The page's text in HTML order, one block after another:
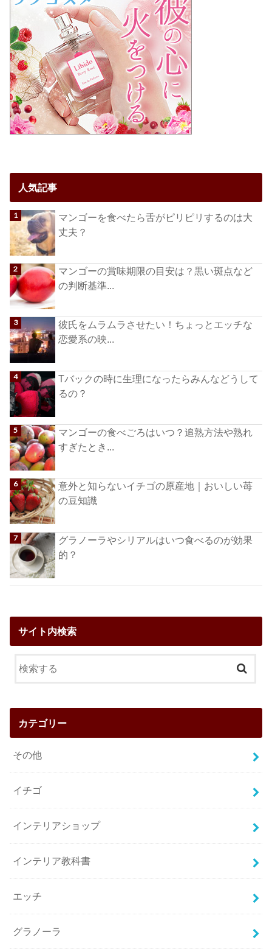
人気記事
マンゴーを食べたら舌がピリピリするのは大
丈夫？
マンゴーの賞味期限の目安は？黒い斑点など
の判断基準...
彼氏をムラムラさせたい！ちょっとエッチな
恋愛系の映...
Tバックの時に生理になったらみんなどうして
るの？
マンゴーの食べごろはいつ？追熟方法や熟れ
すぎたとき...
意外と知らないイチゴの原産地｜おいしい苺
の豆知識
グラノーラやシリアルはいつ食べるのが効果
的？
サイト内検索
カテゴリー
その他
イチゴ
インテリアショップ
インテリア教科書
エッチ
グラノーラ